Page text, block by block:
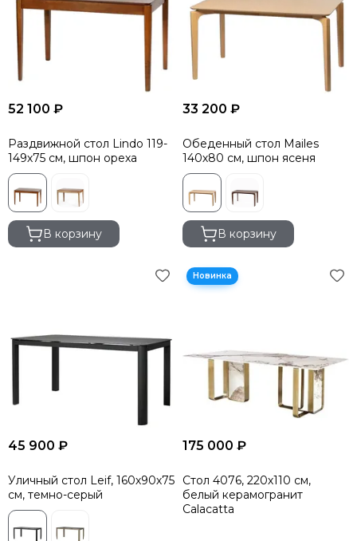
52 100 ₽
Раздвижной стол Lindo 119-
149х75 см, шпон ореха
В корзину
33 200 ₽
Обеденный стол Mailes
140х80 см, шпон ясеня
В корзину
45 900 ₽
Уличный стол Leif, 160х90х75
см, темно-серый
175 000 ₽
Стол 4076, 220х110 см,
белый керамогранит
Calacatta